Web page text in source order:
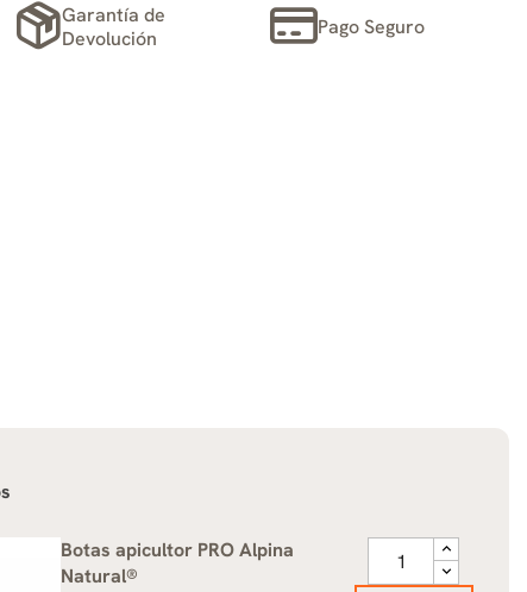
Garantía de
Devolución
Pago Seguro
Botas apicultor PRO Alpina
Natural®